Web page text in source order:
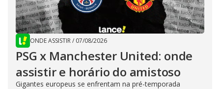
ONDE ASSISTIR/ 07/08/2026
PSG x Manchester United: onde
assistir e horário do amistoso
Gigantes europeus se enfrentam na pré-temporada